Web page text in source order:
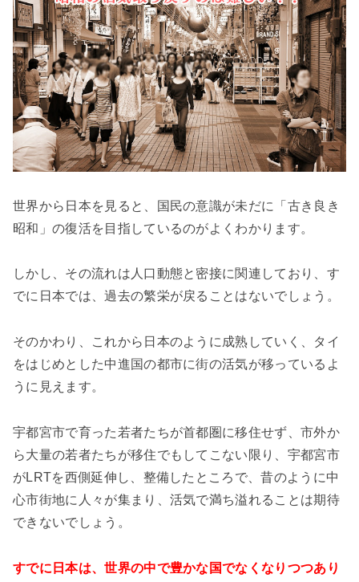
世界から日本を見ると、国民の意識が未だに「古き良き
昭和」の復活を目指しているのがよくわかります。
しかし、その流れは人口動態と密接に関連しており、す
でに日本では、過去の繁栄が戻ることはないでしょう。
そのかわり、これから日本のように成熟していく、タイ
をはじめとした中進国の都市に街の活気が移っているよ
うに見えます。
宇都宮市で育った若者たちが首都圏に移住せず、市外か
ら大量の若者たちが移住でもしてこない限り、宇都宮市
がLRTを西側延伸し、整備したところで、昔のように中
心市街地に人々が集まり、活気で満ち溢れることは期待
できないでしょう。
すでに日本は、世界の中で豊かな国でなくなりつつあり